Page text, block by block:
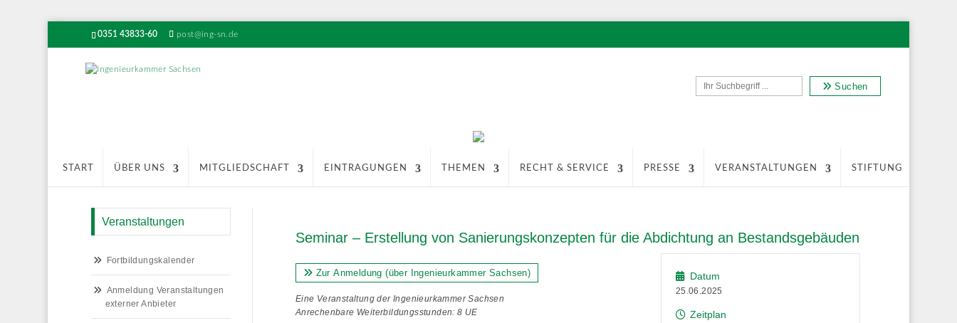
0351 43833-60 post@ing-sn.de
Suchen
START ÜBER UNS MITGLIEDSCHAFT EINTRAGUNGEN THEMEN RECHT & SERVICE PRESSE VERANSTALTUNGEN STIFTUNG
Veranstaltungen
Fortbildungskalender
Anmeldung Veranstaltungen
externer Anbieter
Seminar – Erstellung von Sanierungskonzepten für die Abdichtung an Bestandsgebäuden
Zur Anmeldung (über Ingenieurkammer Sachsen)
Eine Veranstaltung der Ingenieurkammer Sachsen
Anrechenbare Weiterbildungsstunden: 8 UE
Datum
25.06.2025
Zeitplan